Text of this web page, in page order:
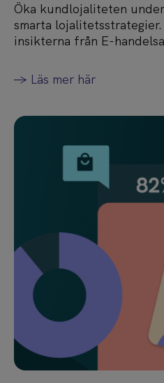
Öka kundlojaliteten
smarta
insikterna från E-
-> Läs mer här